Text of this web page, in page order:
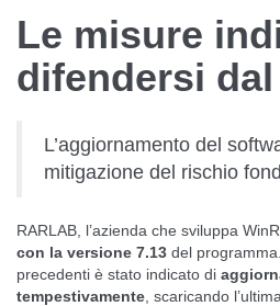
Le misure
difendersi
L’aggiornamento del
mitigazione del rischio
RARLAB, l’azienda che sviluppa
con la versione 7.13 del
precedenti è stato indicato di
tempestivamente , scaricando